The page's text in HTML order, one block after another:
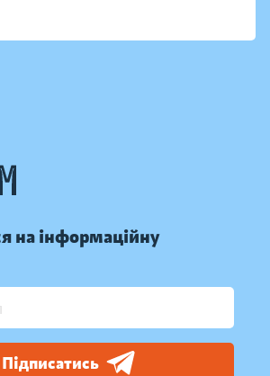
на інформаційну
Підписатись